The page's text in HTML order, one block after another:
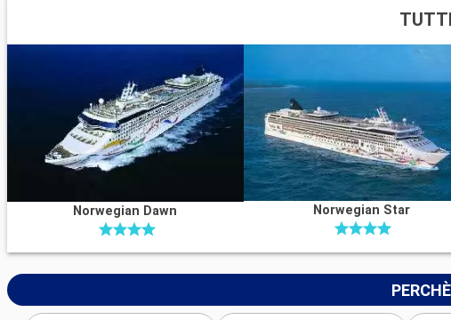
Norwegian Dawn Norwegian Star